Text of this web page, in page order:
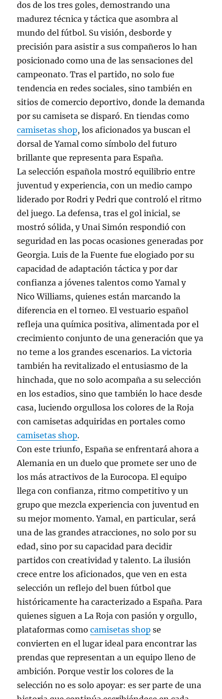
dos de los tres goles, demostrando una
madurez técnica y táctica que asombra al
mundo del fútbol. Su visión, desborde y
precisión para asistir a sus compañeros lo han
posicionado como una de las sensaciones del
campeonato. Tras el partido, no solo fue
tendencia en redes sociales, sino también en
sitios de comercio deportivo, donde la demanda
por su camiseta se disparó. En tiendas como
camisetas shop, los aficionados ya buscan el
dorsal de Yamal como símbolo del futuro
brillante que representa para España.
La selección española mostró equilibrio entre
juventud y experiencia, con un medio campo
liderado por Rodri y Pedri que controló el ritmo
del juego. La defensa, tras el gol inicial, se
mostró sólida, y Unai Simón respondió con
seguridad en las pocas ocasiones generadas por
Georgia. Luis de la Fuente fue elogiado por su
capacidad de adaptación táctica y por dar
confianza a jóvenes talentos como Yamal y
Nico Williams, quienes están marcando la
diferencia en el torneo. El vestuario español
refleja una química positiva, alimentada por el
crecimiento conjunto de una generación que ya
no teme a los grandes escenarios. La victoria
también ha revitalizado el entusiasmo de la
hinchada, que no solo acompaña a su selección
en los estadios, sino que también lo hace desde
casa, luciendo orgullosa los colores de la Roja
con camisetas adquiridas en portales como
camisetas shop.
Con este triunfo, España se enfrentará ahora a
Alemania en un duelo que promete ser uno de
los más atractivos de la Eurocopa. El equipo
llega con confianza, ritmo competitivo y un
grupo que mezcla experiencia con juventud en
su mejor momento. Yamal, en particular, será
una de las grandes atracciones, no solo por su
edad, sino por su capacidad para decidir
partidos con creatividad y talento. La ilusión
crece entre los aficionados, que ven en esta
selección un reflejo del buen fútbol que
históricamente ha caracterizado a España. Para
quienes siguen a La Roja con pasión y orgullo,
plataformas comocamisetas shop se
convierten en el lugar ideal para encontrar las
prendas que representan a un equipo lleno de
ambición. Porque vestir los colores de la
selección no es solo apoyar: es ser parte de una